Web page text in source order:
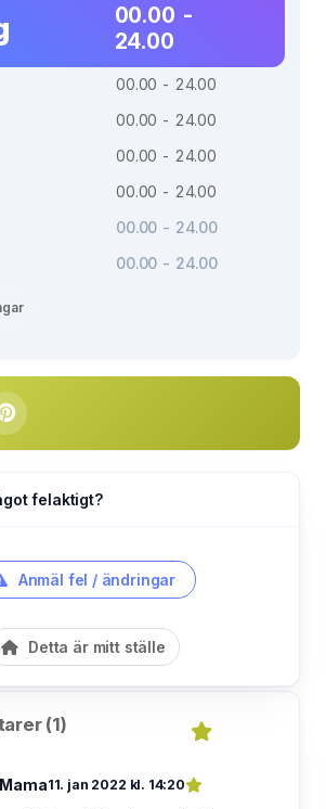
00.00 -
24.00
00.00 - 24.00
00.00 - 24.00
00.00 - 24.00
00.00 - 24.00
00.00 - 24.00
00.00 - 24.00
felaktigt?
Anmäl fel / ändringar
Detta är mitt ställe
(1)
11. jan 2022 kl. 14:20